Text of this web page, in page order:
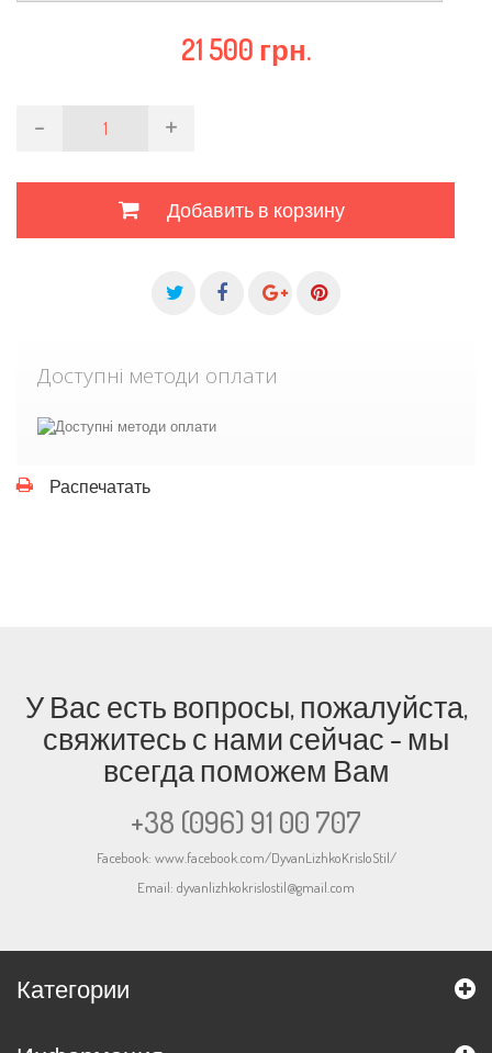
21 500 грн.
- +
Добавить в корзину
Доступні методи оплати
Распечатать
У Вас есть вопросы, пожалуйста,
свяжитесь с нами сейчас - мы
всегда поможем Вам
+38 (096) 91 00 707
Facebook: www.facebook.com/DyvanLizhkoKrisloStil/
Email: dyvanlizhkokrislostil@gmail.com
Категории